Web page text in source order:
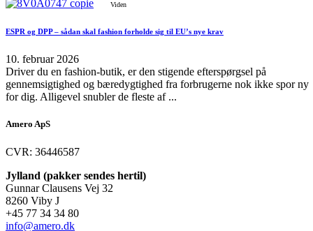
Viden
ESPR og DPP – sådan skal fashion forholde sig til EU’s nye krav
10. februar 2026
Driver du en fashion-butik, er den stigende efterspørgsel på
gennemsigtighed og bæredygtighed fra forbrugerne nok ikke spor ny
for dig. Alligevel snubler de fleste af ...
Amero ApS
CVR: 36446587
Jylland (pakker sendes hertil)
Gunnar Clausens Vej 32
8260 Viby J
+45 77 34 34 80
info@amero.dk